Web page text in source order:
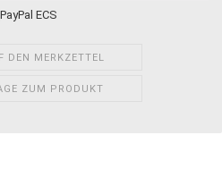
DEN MERKZETTEL
ZUM PRODUKT